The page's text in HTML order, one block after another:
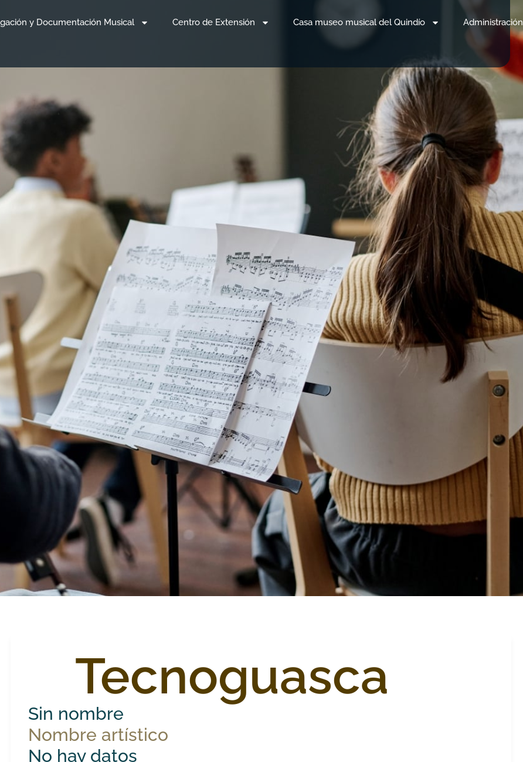
y Documentación Musical Centro de Extensión Casa museo musical del Quindío
Tecnoguasca
Sin nombre
Nombre artístico
No hay datos